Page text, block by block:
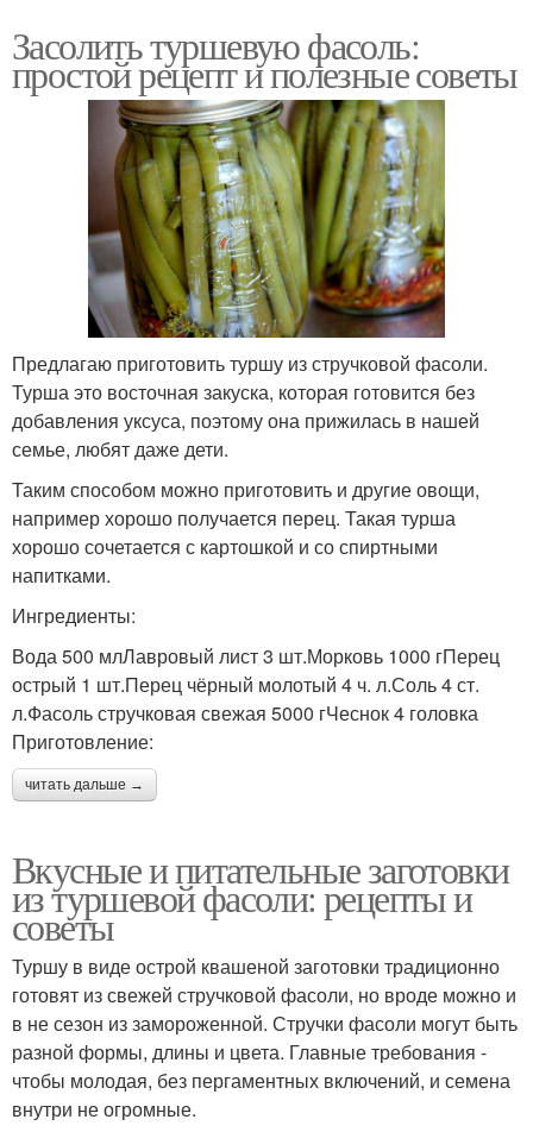
Засолить туршевую фасоль:
простой рецепт и полезные советы
Предлагаю приготовить туршу из стручковой фасоли.
Турша это восточная закуска, которая готовится без
добавления уксуса, поэтому она прижилась в нашей
семье, любят даже дети.
Таким способом можно приготовить и другие овощи,
например хорошо получается перец. Такая турша
хорошо сочетается с картошкой и со спиртными
напитками.
Ингредиенты:
Вода 500 млЛавровый лист 3 шт.Морковь 1000 гПерец
острый 1 шт.Перец чёрный молотый 4 ч. л.Соль 4 ст.
л.Фасоль стручковая свежая 5000 гЧеснок 4 головка
Приготовление:
читать дальше →
Вкусные и питательные заготовки
из туршевой фасоли: рецепты и
советы
Туршу в виде острой квашеной заготовки традиционно
готовят из свежей стручковой фасоли, но вроде можно и
в не сезон из замороженной. Стручки фасоли могут быть
разной формы, длины и цвета. Главные требования -
чтобы молодая, без пергаментных включений, и семена
внутри не огромные.